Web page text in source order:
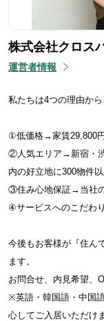
株式会社クロス
運営者情報
私たちは4つの理由か
①低価格→家賃29,800
②人気エリア→新宿・
内の好立地に300物件以
③住み心地保証→当社
④サービスへのこだわ
今後もお客様が『住ん
ます。
お問合せ、内見希望、
※英語・韓国語・中国
心してご入居いただけ